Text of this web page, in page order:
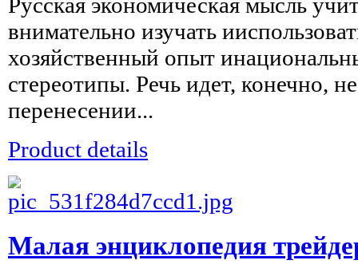
внимательно изучать
хозяйственный опыт
стереотипы. Речь идет, конечно,
перенесении...
Product details
Малая энциклопедия